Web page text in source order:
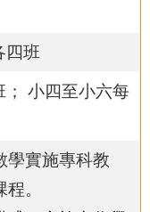
四班
； 小四至小六每
學實施專科教
。